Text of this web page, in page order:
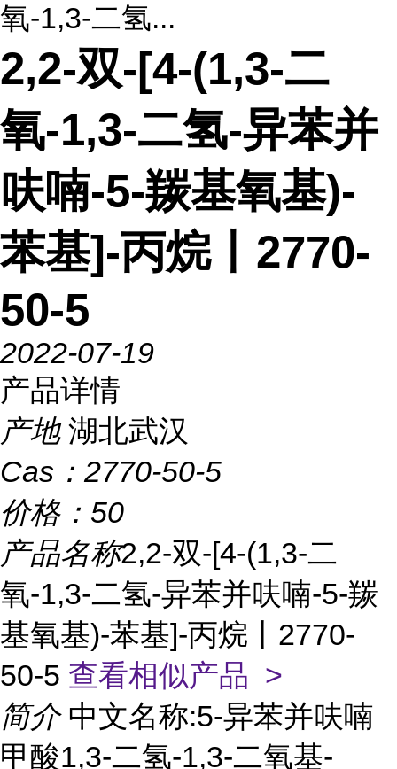
氧-1,3-二氢...
2,2-双-[4-(1,3-二
氧-1,3-二氢-异苯并
呋喃-5-羰基氧基)-
苯基]-丙烷丨2770-
50-5
2022-07-19
产品详情
产地 湖北武汉
Cas： 2770-50-5
价格： 50
产品名称2,2-双-[4-(1,3-二
氧-1,3-二氢-异苯并呋喃-5-羰
基氧基)-苯基]-丙烷丨2770-
50-5 查看相似产品 >
简介 中文名称:5-异苯并呋喃
甲酸1,3-二氢-1,3-二氧基-